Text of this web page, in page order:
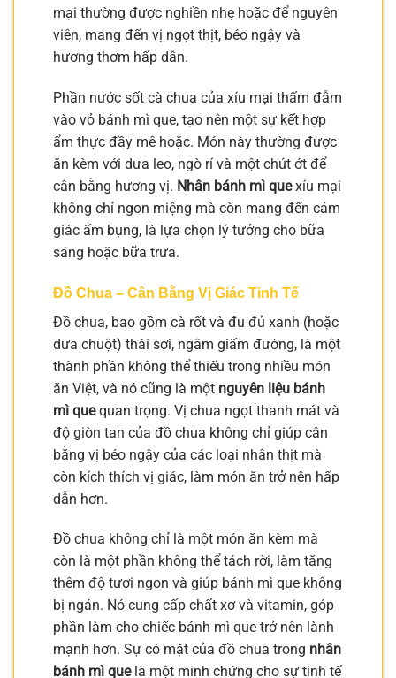
mại thường được nghiền nhẹ hoặc để nguyên
viên, mang đến vị ngọt thịt, béo ngậy và
hương thơm hấp dẫn.
Phần nước sốt cà chua của xíu mại thấm đẫm
vào vỏ bánh mì que, tạo nên một sự kết hợp
ẩm thực đầy mê hoặc. Món này thường được
ăn kèm với dưa leo, ngò rí và một chút ớt để
cân bằng hương vị. Nhân bánh mì quexíu mại
không chỉ ngon miệng mà còn mang đến cảm
giác ấm bụng, là lựa chọn lý tưởng cho bữa
sáng hoặc bữa trưa.
Đồ Chua – Cân Bằng Vị Giác Tinh Tế
Đồ chua, bao gồm cà rốt và đu đủ xanh (hoặc
dưa chuột) thái sợi, ngâm giấm đường, là một
thành phần không thể thiếu trong nhiều món
ăn Việt, và nó cũng là một nguyên liệu bánh
mì quequan trọng. Vị chua ngọt thanh mát và
độ giòn tan của đồ chua không chỉ giúp cân
bằng vị béo ngậy của các loại nhân thịt mà
còn kích thích vị giác, làm món ăn trở nên hấp
dẫn hơn.
Đồ chua không chỉ là một món ăn kèm mà
còn là một phần không thể tách rời, làm tăng
thêm độ tươi ngon và giúp bánh mì que không
bị ngán. Nó cung cấp chất xơ và vitamin, góp
phần làm cho chiếc bánh mì que trở nên lành
mạnh hơn. Sự có mặt của đồ chua trong nhân
bánh mì quelà một minh chứng cho sự tinh tế